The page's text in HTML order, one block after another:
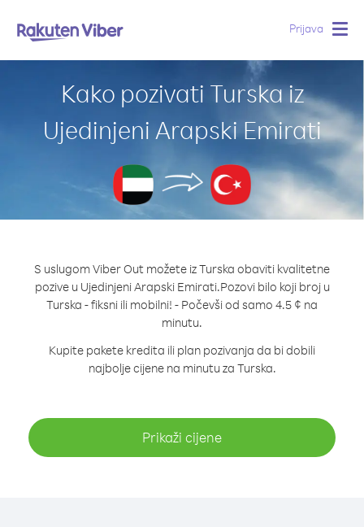
Prijava
Kako pozivati Turska iz
Ujedinjeni Arapski Emirati
S uslugom Viber Out možete iz Turska obaviti kvalitetne
pozive u Ujedinjeni Arapski Emirati.Pozovi bilo koji broj u
Turska - fiksni ili mobilni! - Počevši od samo 4.5 ¢ na
minutu.
Kupite pakete kredita ili plan pozivanja da bi dobili
najbolje cijene na minutu za Turska.
Prikaži cijene